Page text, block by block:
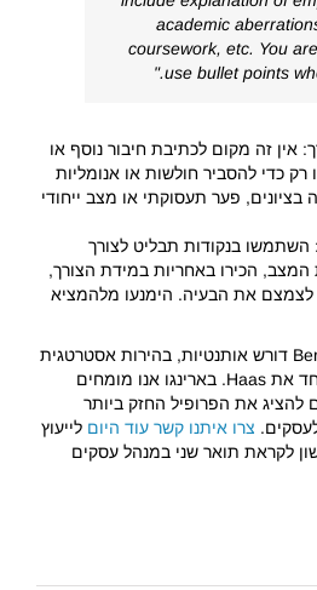
academic
coursework, etc. You
use bullet points
זה מקום לכתיבת חיבור נוסף או
כדי להסביר חולשות או אנומליות
פער תעסוקתי או מצב ייחודי
השתמשו בנקודות תבליט לצורך
הכירו באחריות במידת הצורך,
לצמצם את הבעיה. הימנעו מלהמציא
האפליקיישן ל-Berkeley Haas דורש אותנטיות, בהירות אסטרטגית
והבנה עמוקה של מה שמייחד את Haas. בארינגו אנו מומחים
להציג את הפרופיל החזק ביותר
צרו איתנו קשר עוד היום לייעוץ
לקראת תואר שני במנהל עסקים